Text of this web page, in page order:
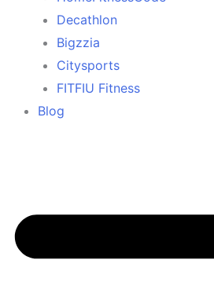
Decathlon
Bigzzia
Citysports
FITFIU Fitness
Blog